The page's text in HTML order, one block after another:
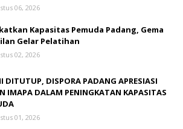
06, 2026
Kapasitas Pemuda Padang, Gema
Gelar Pelatihan
02, 2026
DITUTUP, DISPORA PADANG APRESIASI
IMAPA DALAM PENINGKATAN KAPASITAS
01, 2026